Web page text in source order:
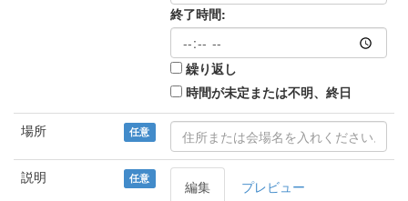
終了時間:
繰り返し
時間が未定または不明、終日
場所 任意
説明 任意 編集 プレビュー